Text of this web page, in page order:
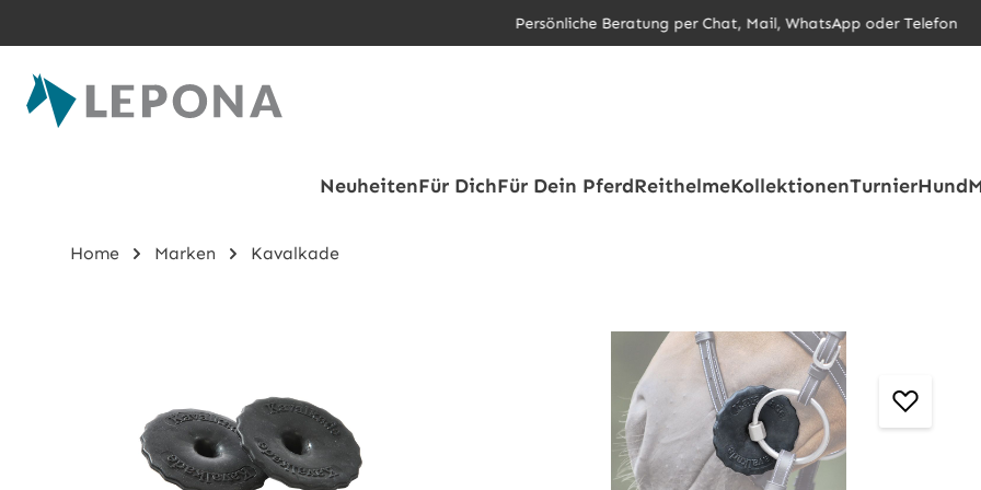
Persönliche Beratung per Chat, Mail, WhatsApp oder Telefon
NeuheitenFür DichFür Dein PferdReithelmeKollektionenTurnierHund
Home Marken Kavalkade